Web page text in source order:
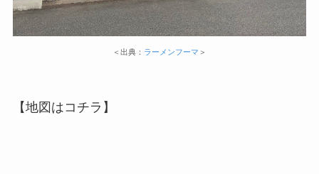
＜出典： ラーメンフーマ ＞
【地図はコチラ】